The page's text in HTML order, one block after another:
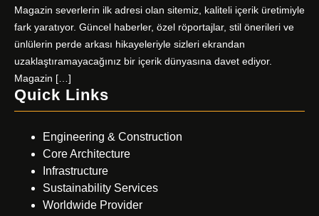
Magazin severlerin ilk adresi olan sitemiz, kaliteli içerik üretimiyle
fark yaratıyor. Güncel haberler, özel röportajlar, stil önerileri ve
ünlülerin perde arkası hikayeleriyle sizleri ekrandan
uzaklaştıramayacağınız bir içerik dünyasına davet ediyor.
Magazin […]
Quick Links
Engineering & Construction
Core Architecture
Infrastructure
Sustainability Services
Worldwide Provider